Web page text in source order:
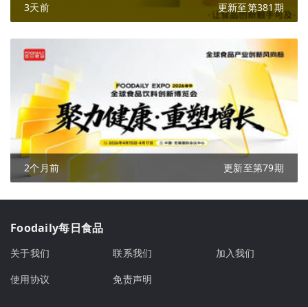
3天前 更新至第381期
2个月前 更新至第79期
Foodaily每日食品
关于我们 联系我们
加入我们
使用协议
免责声明